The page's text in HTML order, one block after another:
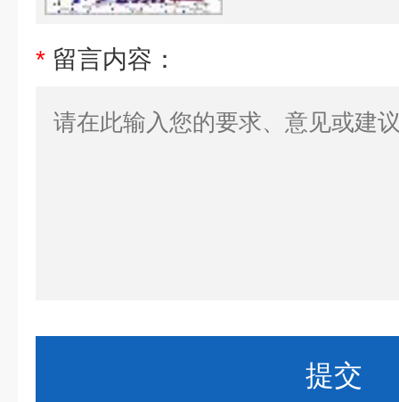
* 留言内容：